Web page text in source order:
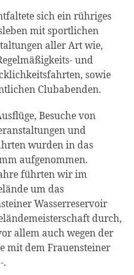
sich ein rühriges
mit sportlichen
aller Art wie,
und
sowie
Clubabenden.
Besuche von
und
wurden in das
aufgenommen.
führten wir im
um das
Wasserreservoir
durch,
allem auch wegen der
mit dem Frauensteiner
.